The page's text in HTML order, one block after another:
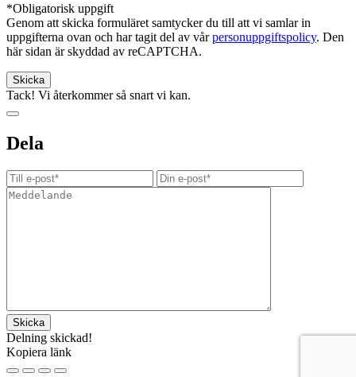
*Obligatorisk uppgift
Genom att skicka formuläret samtycker du till att vi samlar in
uppgifterna ovan och har tagit del av vårpersonuppgiftspolicy. Den
här sidan är skyddad av reCAPTCHA.
Tack! Vi återkommer så snart vi kan.
Dela
Delning skickad!
Kopiera länk